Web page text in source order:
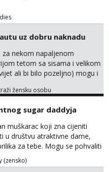
uz dobru naknadu
nekom napaljenom
tetom sa sisama i velikom
ali bi bilo pozeljno) mogu i
naknadu, trazim neku koja
prije seksa dobijes odmah na
ozbiljne da se javljaju one
seks po mracnim parkinzima,
be...
žensku osobu
sugar daddyja
muškarac koji zna cijeniti
u društvu atraktivne dame,
za tebe. Mogu se pohvaliti
dugom, njegovanom
Moje grudi su broj 4,a
(zensko)